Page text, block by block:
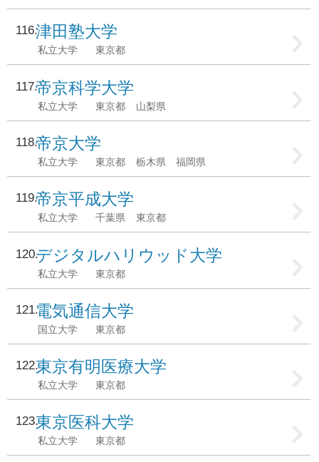
116津田塾大学
私立大学 東京都
117帝京科学大学
私立大学 東京都 山梨県
118帝京大学
私立大学 東京都 栃木県 福岡県
119帝京平成大学
私立大学 千葉県 東京都
120デジタルハリウッド大学
私立大学 東京都
121電気通信大学
国立大学 東京都
122東京有明医療大学
私立大学 東京都
123東京医科大学
私立大学 東京都